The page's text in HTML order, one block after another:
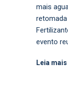
mais
retomada
evento
Leia mais